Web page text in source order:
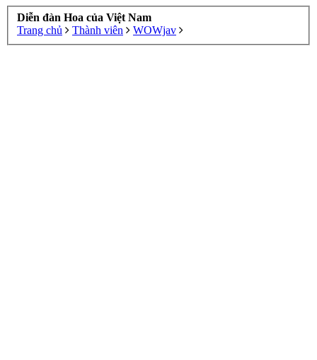
Diễn đàn Hoa của Việt Nam
Trang chủ
Thành viên WOWjav